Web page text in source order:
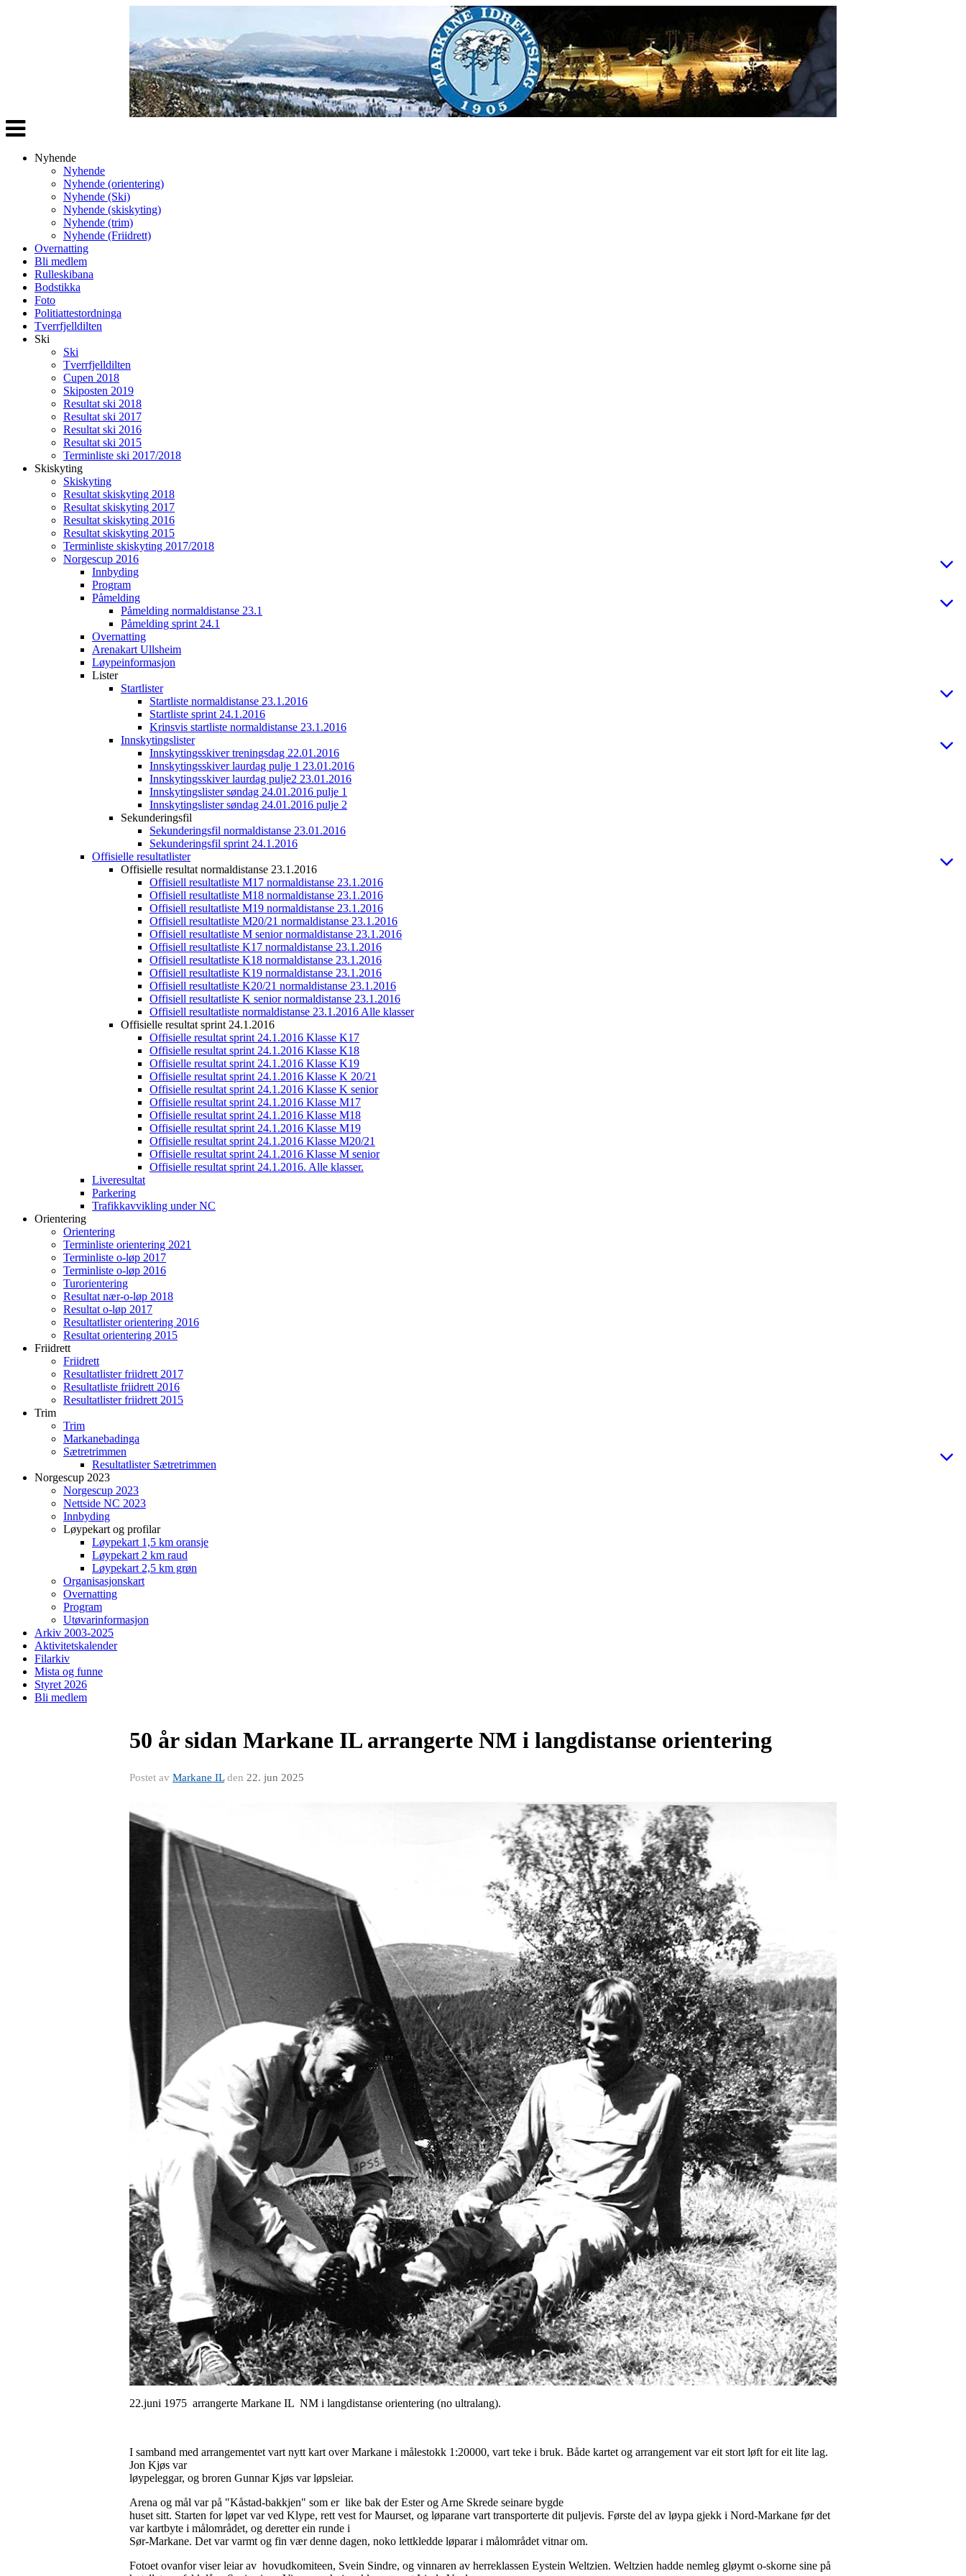
Veksle
navigasjon
Nyhende
Nyhende
Nyhende (orientering)
Nyhende (Ski)
Nyhende (skiskyting)
Nyhende (trim)
Nyhende (Friidrett)
Overnatting
Bli medlem
Rulleskibana
Bodstikka
Foto
Politiattestordninga
Tverrfjelldilten
Ski
Ski
Tverrfjelldilten
Cupen 2018
Skiposten 2019
Resultat ski 2018
Resultat ski 2017
Resultat ski 2016
Resultat ski 2015
Terminliste ski 2017/2018
Skiskyting
Skiskyting
Resultat skiskyting 2018
Resultat skiskyting 2017
Resultat skiskyting 2016
Resultat skiskyting 2015
Terminliste skiskyting 2017/2018
Norgescup 2016
Innbyding
Program
Påmelding
Påmelding normaldistanse 23.1
Påmelding sprint 24.1
Overnatting
Arenakart Ullsheim
Løypeinformasjon
Lister
Startlister
Startliste normaldistanse 23.1.2016
Startliste sprint 24.1.2016
Krinsvis startliste normaldistanse 23.1.2016
Innskytingslister
Innskytingsskiver treningsdag 22.01.2016
Innskytingsskiver laurdag pulje 1 23.01.2016
Innskytingsskiver laurdag pulje2 23.01.2016
Innskytingslister søndag 24.01.2016 pulje 1
Innskytingslister søndag 24.01.2016 pulje 2
Sekunderingsfil
Sekunderingsfil normaldistanse 23.01.2016
Sekunderingsfil sprint 24.1.2016
Offisielle resultatlister
Offisielle resultat normaldistanse 23.1.2016
Offisiell resultatliste M17 normaldistanse 23.1.2016
Offisiell resultatliste M18 normaldistanse 23.1.2016
Offisiell resultatliste M19 normaldistanse 23.1.2016
Offisiell resultatliste M20/21 normaldistanse 23.1.2016
Offisiell resultatliste M senior normaldistanse 23.1.2016
Offisiell resultatliste K17 normaldistanse 23.1.2016
Offisiell resultatliste K18 normaldistanse 23.1.2016
Offisiell resultatliste K19 normaldistanse 23.1.2016
Offisiell resultatliste K20/21 normaldistanse 23.1.2016
Offisiell resultatliste K senior normaldistanse 23.1.2016
Offisiell resultatliste normaldistanse 23.1.2016 Alle klasser
Offisielle resultat sprint 24.1.2016
Offisielle resultat sprint 24.1.2016 Klasse K17
Offisielle resultat sprint 24.1.2016 Klasse K18
Offisielle resultat sprint 24.1.2016 Klasse K19
Offisielle resultat sprint 24.1.2016 Klasse K 20/21
Offisielle resultat sprint 24.1.2016 Klasse K senior
Offisielle resultat sprint 24.1.2016 Klasse M17
Offisielle resultat sprint 24.1.2016 Klasse M18
Offisielle resultat sprint 24.1.2016 Klasse M19
Offisielle resultat sprint 24.1.2016 Klasse M20/21
Offisielle resultat sprint 24.1.2016 Klasse M senior
Offisielle resultat sprint 24.1.2016. Alle klasser.
Liveresultat
Parkering
Trafikkavvikling under NC
Orientering
Orientering
Terminliste orientering 2021
Terminliste o-løp 2017
Terminliste o-løp 2016
Turorientering
Resultat nær-o-løp 2018
Resultat o-løp 2017
Resultatlister orientering 2016
Resultat orientering 2015
Friidrett
Friidrett
Resultatlister friidrett 2017
Resultatliste friidrett 2016
Resultatlister friidrett 2015
Trim
Trim
Markanebadinga
Sætretrimmen
Resultatlister Sætretrimmen
Norgescup 2023
Norgescup 2023
Nettside NC 2023
Innbyding
Løypekart og profilar
Løypekart 1,5 km oransje
Løypekart 2 km raud
Løypekart 2,5 km grøn
Organisasjonskart
Overnatting
Program
Utøvarinformasjon
Arkiv 2003-2025
Aktivitetskalender
Filarkiv
Mista og funne
Styret 2026
Bli medlem
50 år sidan Markane IL arrangerte NM i langdistanse orientering
Postet av Markane ILden 22. jun 2025
22.juni 1975 arrangerte Markane IL NM i langdistanse orientering (no ultralang).
I samband med arrangementet vart nytt kart over Markane i målestokk 1:20000, vart teke i bruk. Både kartet og arrangement var eit stort løft for eit lite lag.
Jon Kjøs var
løypeleggar, og broren Gunnar Kjøs var løpsleiar.
Arena og mål var på "Kåstad-bakkjen" som er like bak der Ester og Arne Skrede seinare bygde
huset sitt. Starten for løpet var ved Klype, rett vest for Maurset, og løparane vart transporterte dit puljevis. Første del av løypa gjekk i Nord-Markane før det
var kartbyte i målområdet, og deretter ein runde i
Sør-Markane. Det var varmt og fin vær denne dagen, noko lettkledde løparar i målområdet vitnar om.
Fotoet ovanfor viser leiar av hovudkomiteen, Svein Sindre, og vinnaren av herreklassen Eystein Weltzien. Weltzien hadde nemleg gløymt o-skorne sine på